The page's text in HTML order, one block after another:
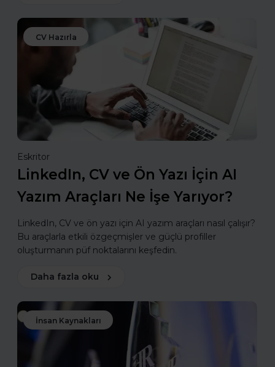
CV Hazırla
Eskritor
LinkedIn, CV ve Ön Yazı İçin AI
Yazım Araçları Ne İşe Yarıyor?
LinkedIn, CV ve ön yazı için AI yazım araçları nasıl çalışır?
Bu araçlarla etkili özgeçmişler ve güçlü profiller
oluşturmanın püf noktalarını keşfedin.
Daha fazla oku
İnsan Kaynakları